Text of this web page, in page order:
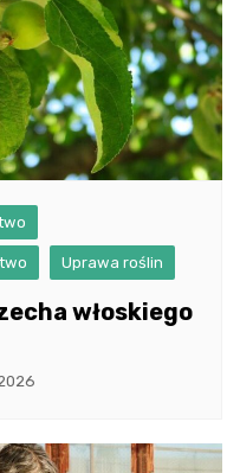
Uprawa roślin
włoskiego